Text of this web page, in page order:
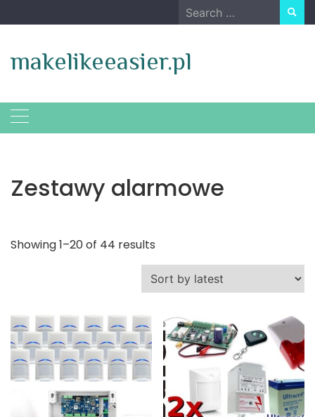
to
Search
for:
makelikeeasier.pl
Zestawy alarmowe
Showing 1–20 of 44 results